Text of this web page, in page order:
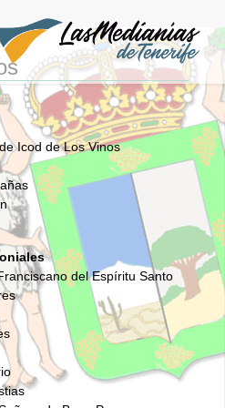
Icod de Los Vinos
del Espíritu Santo